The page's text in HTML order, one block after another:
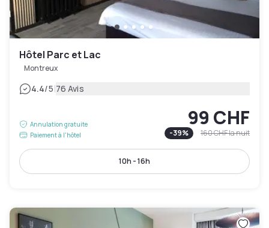
Hôtel Parc et Lac
Montreux
4.4/5|76 Avis
Annulation gratuite
Paiement à l'hôtel
99 CHF
-39% 160 CHFla nuit
10h - 16h